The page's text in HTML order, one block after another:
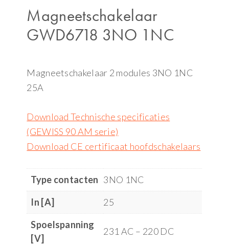
Magneetschakelaar
GWD6718 3NO 1NC
Magneetschakelaar 2 modules 3NO 1NC
25A
Download Technische specificaties
(GEWISS 90 AM serie)
Download CE certificaat hoofdschakelaars
Type contacten 3NO 1NC
In [A]
25
Spoelspanning
[V]
231 AC – 220 DC